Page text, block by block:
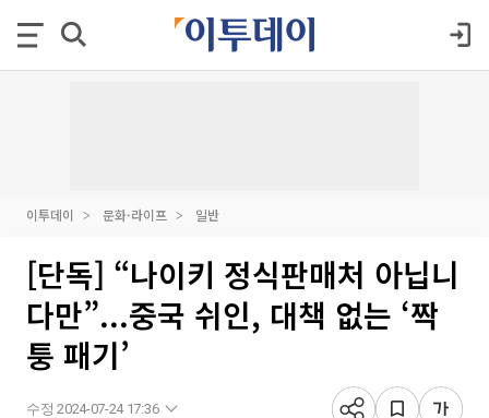
이투데이 문화·라이프 일반
[단독] “나이키 정식판매처 아닙니
다만”...중국 쉬인, 대책 없는 ‘짝
퉁 패기’
수정 2024-07-24 17:36